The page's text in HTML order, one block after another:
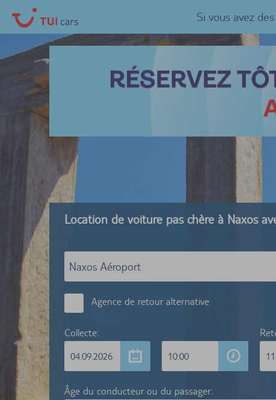
Si vous avez
Location de voiture pas chère à Naxos
Agence de retour alternative
Collecte:
04.09.2026
10:00
Âge du conducteur ou du passager: